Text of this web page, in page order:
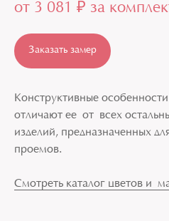
8 (906) 708
Москва и Московская
от 3 081 ₽ за
Заказать замер
Конструктивные
отличают ее от всех
изделий, предназначенных
проемов.
Смотреть каталог цветов и